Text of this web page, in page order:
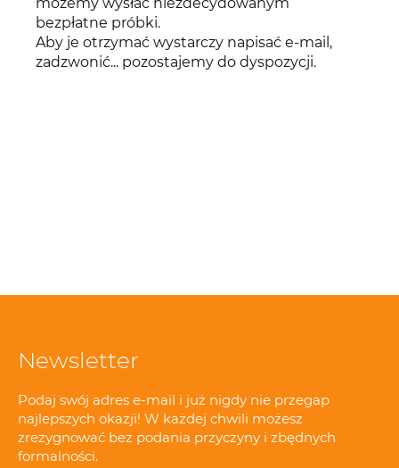
bezpłatne próbki.
Aby je otrzymać wystarczy napisać e-mail,
zadzwonić... pozostajemy do dyspozycji.
Newsletter
Podaj swój adres e-mail i już nigdy nie przegap
najlepszych okazji! W każdej chwili możesz
zrezygnować bez podania przyczyny i zbędnych
formalności.